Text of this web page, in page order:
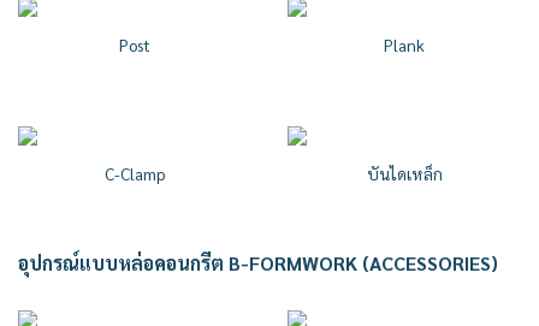
Post Plank
C-Clamp บันไดเหล็ก
อุปกรณ์แบบหล่อคอนกรีต B-FORMWORK (ACCESSORIES)